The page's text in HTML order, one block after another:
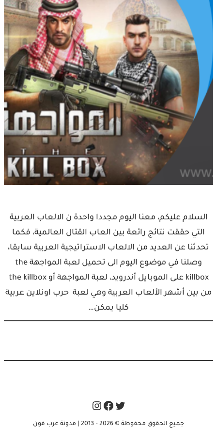
السلام عليكم، معنا اليوم مجددا واحدة ن الالعاب العربية
التي حققت نتائج رائعة بين العاب القتال العالمية، فكما
تحدثنا عن العديد من الالعاب الاستراتيجية العربية سابقا،
وصلنا في موضوع اليوم الى تحميل لعبة المواجهة the
killbox على الموبايل أندرويد، لعبة المواجهة أو the killbox
من بين أشهر الألعاب العربية وهي لعبة حرب اونلاين عربية
كليا يمكن…
Twitter
Facebook
Instagram
جميع الحقوق محفوظة © 2026 – 2013 | مدونة عرب فون